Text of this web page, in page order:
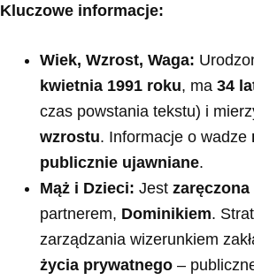
Kluczowe informacje:
Wiek, Wzrost, Waga:
kwietnia 1991 roku, ma 34
czas powstania tekstu) i
wzrostu. Informacje o wadze
publicznie ujawniane.
Mąż i Dzieci: Jest zaręczona
partnerem, Dominikiem.
zarządzania wizerunkiem
życia prywatnego –